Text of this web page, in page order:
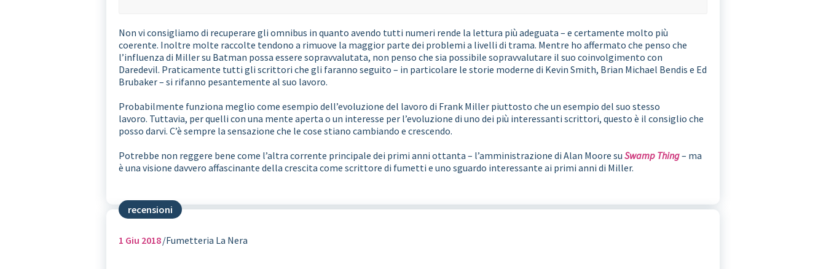
Non vi consigliamo di recuperare gli omnibus in quanto avendo tutti numeri rende la lettura più adeguata – e certamente molto più
coerente. Inoltre molte raccolte tendono a rimuove la maggior parte dei problemi a livelli di trama. Mentre ho affermato che penso che
l’influenza di Miller su Batman possa essere sopravvalutata, non penso che sia possibile sopravvalutare il suo coinvolgimento con
Daredevil. Praticamente tutti gli scrittori che gli faranno seguito – in particolare le storie moderne di Kevin Smith, Brian Michael Bendis e Ed
Brubaker – si rifanno pesantemente al suo lavoro.
Probabilmente funziona meglio come esempio dell’evoluzione del lavoro di Frank Miller piuttosto che un esempio del suo stesso
lavoro. Tuttavia, per quelli con una mente aperta o un interesse per l’evoluzione di uno dei più interessanti scrittori, questo è il consiglio che
posso darvi. C’è sempre la sensazione che le cose stiano cambiando e crescendo.
Potrebbe non reggere bene come l’altra corrente principale dei primi anni ottanta – l’amministrazione di Alan Moore suSwamp Thing– ma
è una visione davvero affascinante della crescita come scrittore di fumetti e uno sguardo interessante ai primi anni di Miller.
recensioni
1 Giu 2018 Fumetteria La Nera